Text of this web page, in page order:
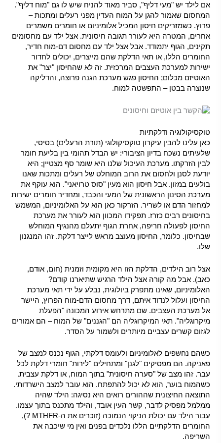
אם לילד יש "מעי דליף", סביר מאוד להניח שיש לו גם "מוח דליף".
המחסום שאמור להגן על המוח העדין מפני רעלים ומתכות –
פרוץ. כשמזריקים חיסון המכיל אלומיניום או חומרים משמרים
אחרים, המטרה היא לעורר תגובה חיסונית. אצל ילד עם מחסומים
תקינים, הגוף יתמודד. אבל אצל ילד עם מחסום דם-מוח חדיר,
החומרים הללו, או תאי הדלקת שהם מייצרים, יכולים לחדור
ישירות למערכת העצבים המרכזית. זה לא שהחיסון "יצר" את
האוטיזם מכלום; החיסון פגש מערכת הגנה פרוצה, והדליקה
שנוצרה בבטן – התפשטה למוח.
טוקסיקולוגיה ודלקתיות
כאן עלינו להבין עיקרון טוקסיקולוגי (תורת הרעלים) בסיסי,
שלעיתים נשכח בדיון הציבורי: יש הבדל תהומי בין בליעת חומר
לבין הזרקתו. מערכת העיכול שלנו היא שומר סף מצטיין; היא
יודעת לסנן ולחסום את הרוב המוחלט של רעלים ומתכות שאנו
בולעים במזון. אבל חיסון הוא מעין "סוס טרויאני". הוא עוקף את
מערכת הסינון הראשונית של המעי והכבד, ומחדיר חומרים ישירות
למחזור הדם או לשריר. הזרקור כאן הוא על האלומיניום, המשמש
בחיסונים רבים כזרז. תפקידו המכוון הוא לעורר את מערכת
החיסון לפעולה חריפה, אחרת הגוף יתעלם מהנגיף המוחלש
שבחיסון. כלומר, החיסון מעוצב מראש לייצר דלקת. זהו המנגנון
שלו.
אצל רוב הילדים, הדלקת הזו היא מקומית וזמנית (חום, אודם,
כאב). אבל מה קורה אצל הילד הרגיש שתיארנו קודם?
האלומיניום, שאינו מתפרק ביולוגית, נבלע על ידי תאי מערכת
החיסון ועלול לנדוד איתם, דרך מחסום הדם-מוח הפרוץ, היישר
אל מערכת העצבים. שם מתרחש אירוע המכונה "הפעלת
מיקרוגליה". תאי המיקרוגליה הם "הגננים" של המוח – הם אמורים
לגזום קשרים עצביים מיותרים ולשמור על הסדר.
כשהם נחשפים לאלומיניום ולעומס דלקתי, הגוף נכנס למצב של
פאניקה. הם מפסיקים "לגנן" ומתחילים "לירות" חומרי דלקת לכל
עבר. זהו מצב של "סערה חיסונית" בתוך המוח, או דלקת עצבית.
כשהמוח בוער, הוא לא יכול להתפתח. הוא עובר למצב הישרדותי.
התוצאה החיצונית שההורים רואים היא נסיגה: הילד שהיה
ממלמל מפסיק לדבר, קשר העין אובד, והילד מתכנס בתוך עצמו.
עבור הילד עם יכולת הניקוי הנמוכה (זוכרים את ה-MTHFR ?),
החומרים הדלקתיים הללו נלכדים בפנים ואין מי שיכבה את
השריפה.